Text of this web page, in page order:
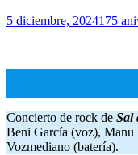
5 diciembre, 2024175
Concierto de rock de Sal
Beni García (voz), Manu
Vozmediano (batería).